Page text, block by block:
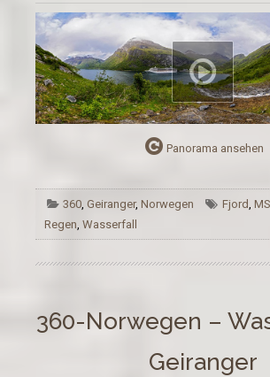
Panorama ansehen
360, Geiranger, Norwegen Fjord,
Regen, Wasserfall
360-Norwegen –
Geiranger